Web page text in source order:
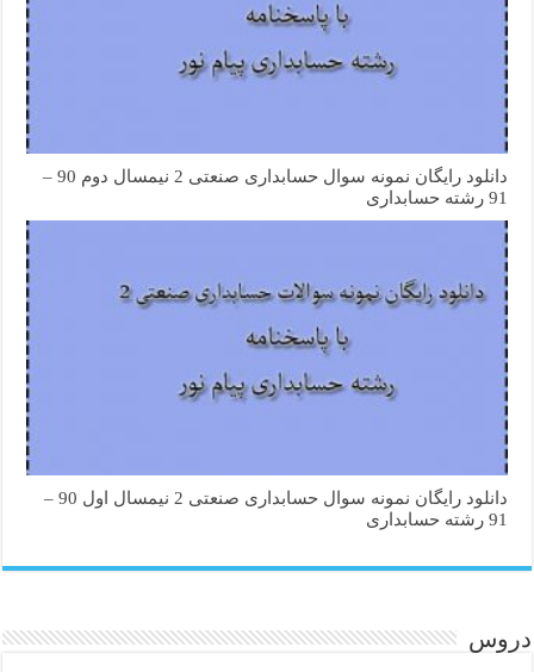
دانلود رایگان نمونه سوال حسابداری صنعتی 2 نیمسال دوم 90 –
91 رشته حسابداری
دانلود رایگان نمونه سوال حسابداری صنعتی 2 نیمسال اول 90 –
91 رشته حسابداری
دروس